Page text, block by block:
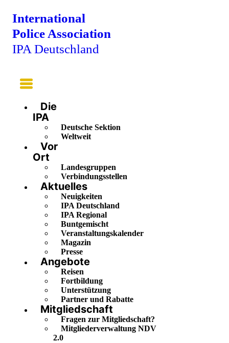
International
Police Association
IPA Deutschland
Main
Menu
Die
IPA
Deutsche Sektion
Weltweit
Vor
Ort
Landesgruppen
Verbindungsstellen
Aktuelles
Neuigkeiten
IPA Deutschland
IPA Regional
Buntgemischt
Veranstaltungskalender
Magazin
Presse
Angebote
Reisen
Fortbildung
Unterstützung
Partner und Rabatte
Mitgliedschaft
Fragen zur Mitgliedschaft?
Mitgliederverwaltung NDV
2.0